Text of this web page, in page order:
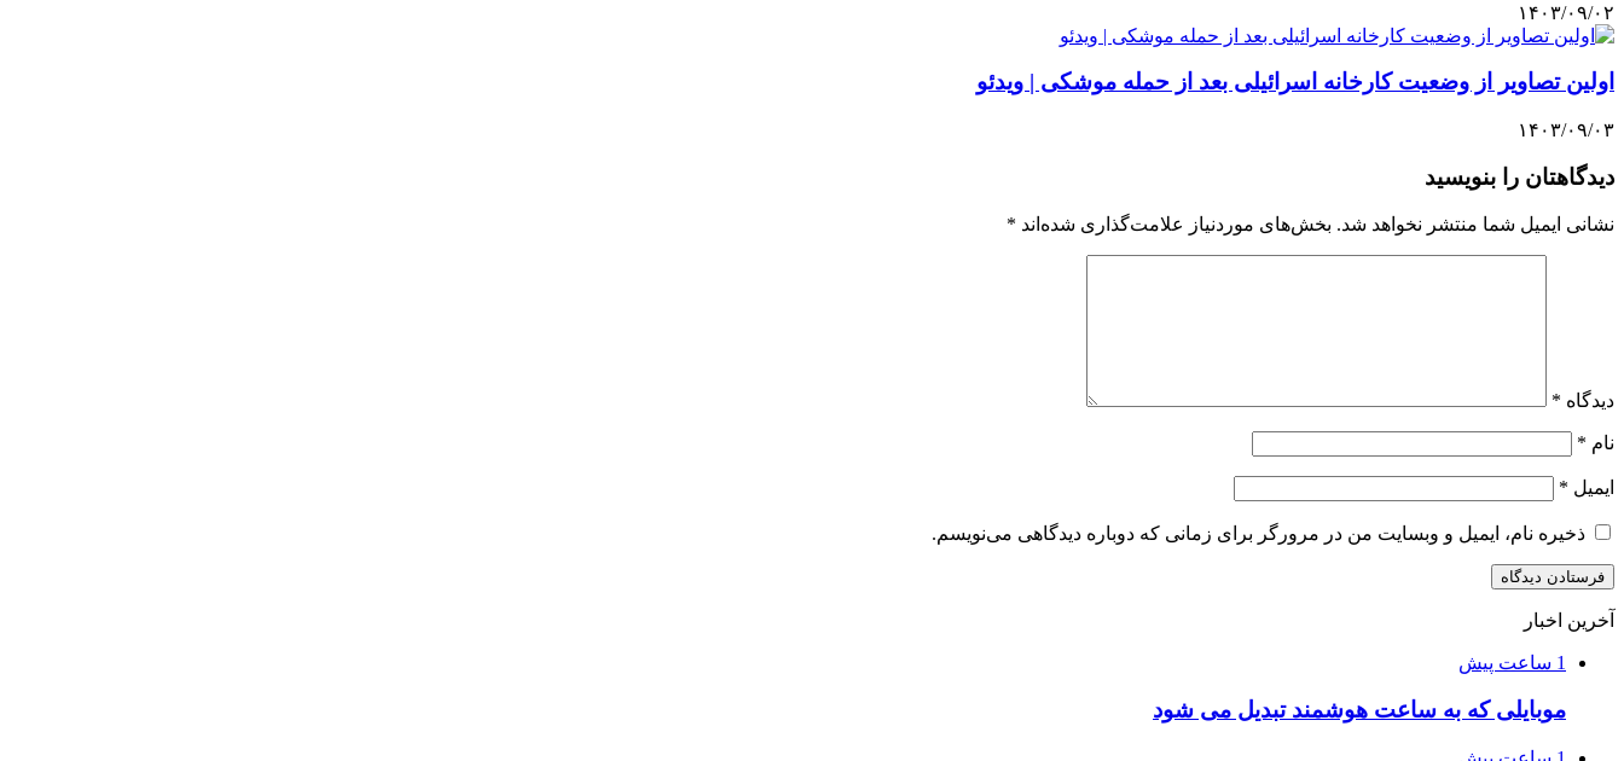
۱۴۰۳/۰۹/۰۲
اولین تصاویر از وضعیت کارخانه اسرائیلی بعد از حمله موشکی | ویدئو
۱۴۰۳/۰۹/۰۳
دیدگاهتان را بنویسید
نشانی ایمیل شما منتشر نخواهد شد. بخش‌های موردنیاز علامت‌گذاری شده‌اند *
دیدگاه *
نام *
ایمیل *
ذخیره نام، ایمیل و وبسایت من در مرورگر برای زمانی که دوباره دیدگاهی می‌نویسم.
آخرین اخبار
1 ساعت پیش
موبایلی که به ساعت هوشمند تبدیل می شود